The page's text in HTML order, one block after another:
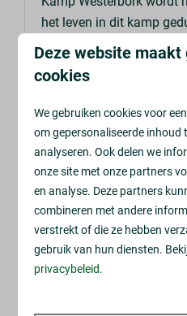
het leven in dit kamp
Wereldoorlog.
In de omgeving: 9km
Deze website maakt
cookies
We gebruiken cookies voor
om gepersonaliseerde inhoud
analyseren. Ook delen we
onze site met onze partners
en analyse. Deze partners
combineren met andere
verstrekt of die ze hebben
gebruik van hun diensten.
privacybeleid.